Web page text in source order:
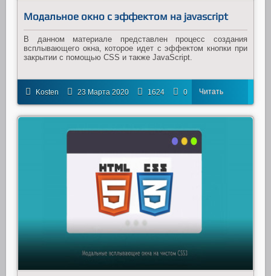
Модальное окно с эффектом на javascript
В данном материале представлен процесс создания
всплывающего окна, которое идет с эффектом кнопки при
закрытии с помощью CSS и также JavaScript.
Kosten 23 Марта 2020 1624 0 Читать
далее